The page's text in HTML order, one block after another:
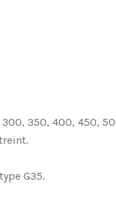
350, 400, 450,
G35.